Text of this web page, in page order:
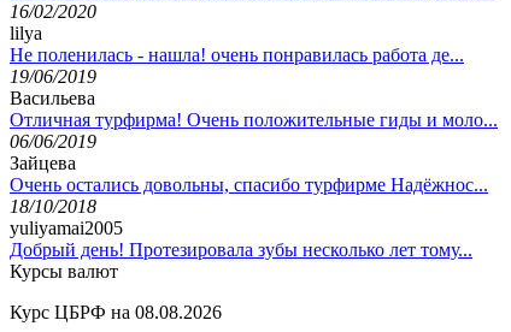
16/02/2020
lilya
Не поленилась - нашла! очень понравилась работа де...
19/06/2019
Васильева
Отличная турфирма! Очень положительные гиды и моло...
06/06/2019
Зайцева
Очень остались довольны, спасибо турфирме Надёжнос...
18/10/2018
yuliyamai2005
Добрый день! Протезировала зубы несколько лет тому...
Курсы валют
Курс ЦБРФ на 08.08.2026